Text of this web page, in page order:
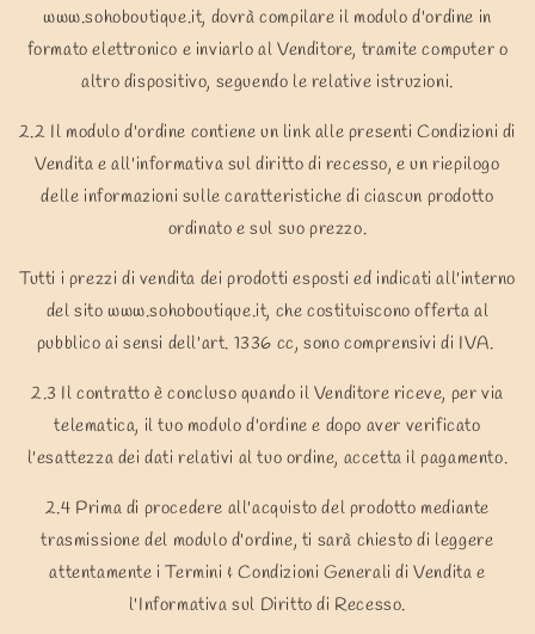
www.sohoboutique.it, dovrà compilare il modulo d'ordine in
formato elettronico e inviarlo al Venditore, tramite computer o
altro dispositivo, seguendo le relative istruzioni.
2.2 Il modulo d'ordine contiene un link alle presenti Condizioni di
Vendita e all'informativa sul diritto di recesso, e un riepilogo
delle informazioni sulle caratteristiche di ciascun prodotto
ordinato e sul suo prezzo.
Tutti i prezzi di vendita dei prodotti esposti ed indicati all'interno
del sito www.sohoboutique.it, che costituiscono offerta al
pubblico ai sensi dell'art. 1336 cc, sono comprensivi di IVA.
2.3 Il contratto è concluso quando il Venditore riceve, per via
telematica, il tuo modulo d'ordine e dopo aver verificato
l'esattezza dei dati relativi al tuo ordine, accetta il pagamento.
2.4 Prima di procedere all'acquisto del prodotto mediante
trasmissione del modulo d'ordine, ti sarà chiesto di leggere
attentamente i Termini & Condizioni Generali di Vendita e
l'Informativa sul Diritto di Recesso.